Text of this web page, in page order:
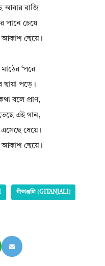
আবার বাজি
পানে চেয়ে
ছেয়ে।
‘পরে
ছায়া পড়ে।
বলে প্রাণ,
এই গান,
ধেয়ে।
ছেয়ে।
গীতাঞ্জলি (GITANJALI)